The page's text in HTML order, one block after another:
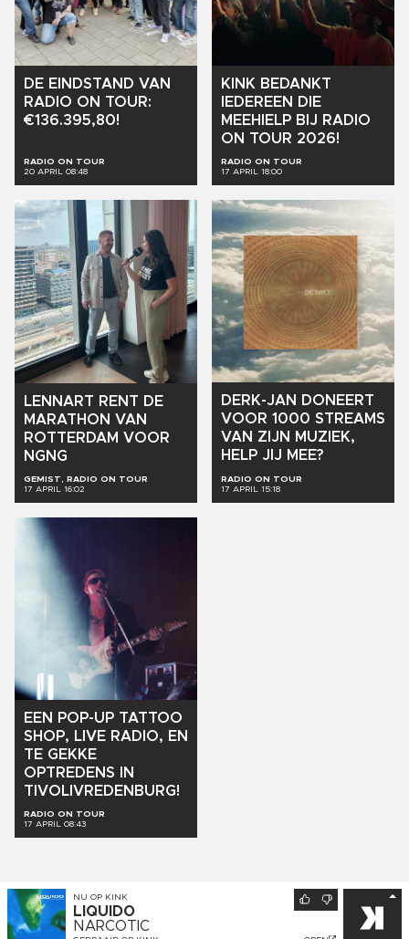
DE EINDSTAND VAN
RADIO ON TOUR:
€136.395,80!
RADIO ON TOUR
20 APRIL 08:48
KINK BEDANKT
IEDEREEN
DIE
MEEHIELP BIJ RADIO
ON TOUR 2026!
RADIO ON TOUR
17 APRIL 18:00
LENNART RENT DE
MARATHON VAN
ROTTERDAM VOOR
NGNG
GEMIST, RADIO ON TOUR
17 APRIL 16:02
DERK-JAN
DONEERT
VOOR 1000 STREAMS
VAN ZIJN
MUZIEK,
HELP JIJ MEE?
RADIO ON TOUR
17 APRIL 15:18
EEN POP-UP TATTOO
SHOP, LIVE RADIO, EN
TE GEKKE
OPTREDENS
IN
TIVOLIVREDENBURG!
RADIO ON TOUR
17 APRIL 08:43
NU OP KINK
LIQUIDO
NARCOTIC